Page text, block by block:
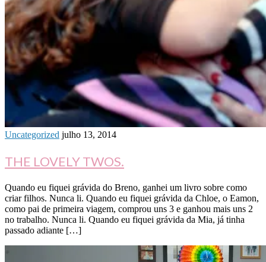
Uncategorized julho 13, 2014
THE LOVELY TWOS.
Quando eu fiquei grávida do Breno, ganhei um livro sobre como
criar filhos. Nunca li. Quando eu fiquei grávida da Chloe, o Eamon,
como pai de primeira viagem, comprou uns 3 e ganhou mais uns 2
no trabalho. Nunca li. Quando eu fiquei grávida da Mia, já tinha
passado adiante […]